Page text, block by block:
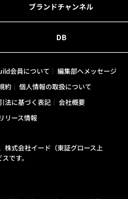
ブランドチャンネル
DB
会員について
編集部へメッセージ
約
個人情報の取扱について
法に基づく表記
会社概要
リース情報
式会社イード（東証グロース上
です。